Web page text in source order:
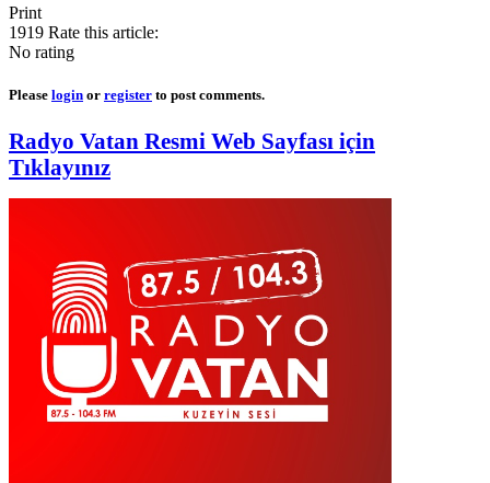
Print
1919 Rate this article:
No rating
Please login or register to post comments.
Radyo Vatan Resmi Web Sayfası için
Tıklayınız